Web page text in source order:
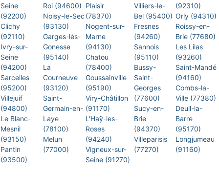
Seine
(92200)
Clichy
(92110)
Ivry-sur-
Seine
(94200)
Sarcelles
(95200)
Villejuif
(94800)
Le Blanc-
Mesnil
(93150)
Pantin
(93500)
Roi (94600)
Noisy-le-Sec
(93130)
Garges-lès-
Gonesse
(95140)
La
Courneuve
(93120)
Saint-
Germain-en-
Laye
(78100)
Melun
(77000)
Plaisir
(78370)
Nogent-sur-
Marne
(94130)
Chatou
(78400)
Goussainville
(95190)
Viry-Châtillon
(91170)
L'Haÿ-les-
Roses
(94240)
Vigneux-sur-
Seine (91270)
Villiers-le-
Bel (95400)
Fresnes
(94260)
Sannois
(95110)
Bussy-
Saint-
Georges
(77600)
Sucy-en-
Brie
(94370)
Villeparisis
(77270)
(92310)
Orly (94310)
Roissy-en-
Brie (77680)
Les Lilas
(93260)
Saint-Mandé
(94160)
Combs-la-
Ville (77380)
Deuil-la-
Barre
(95170)
Longjumeau
(91160)